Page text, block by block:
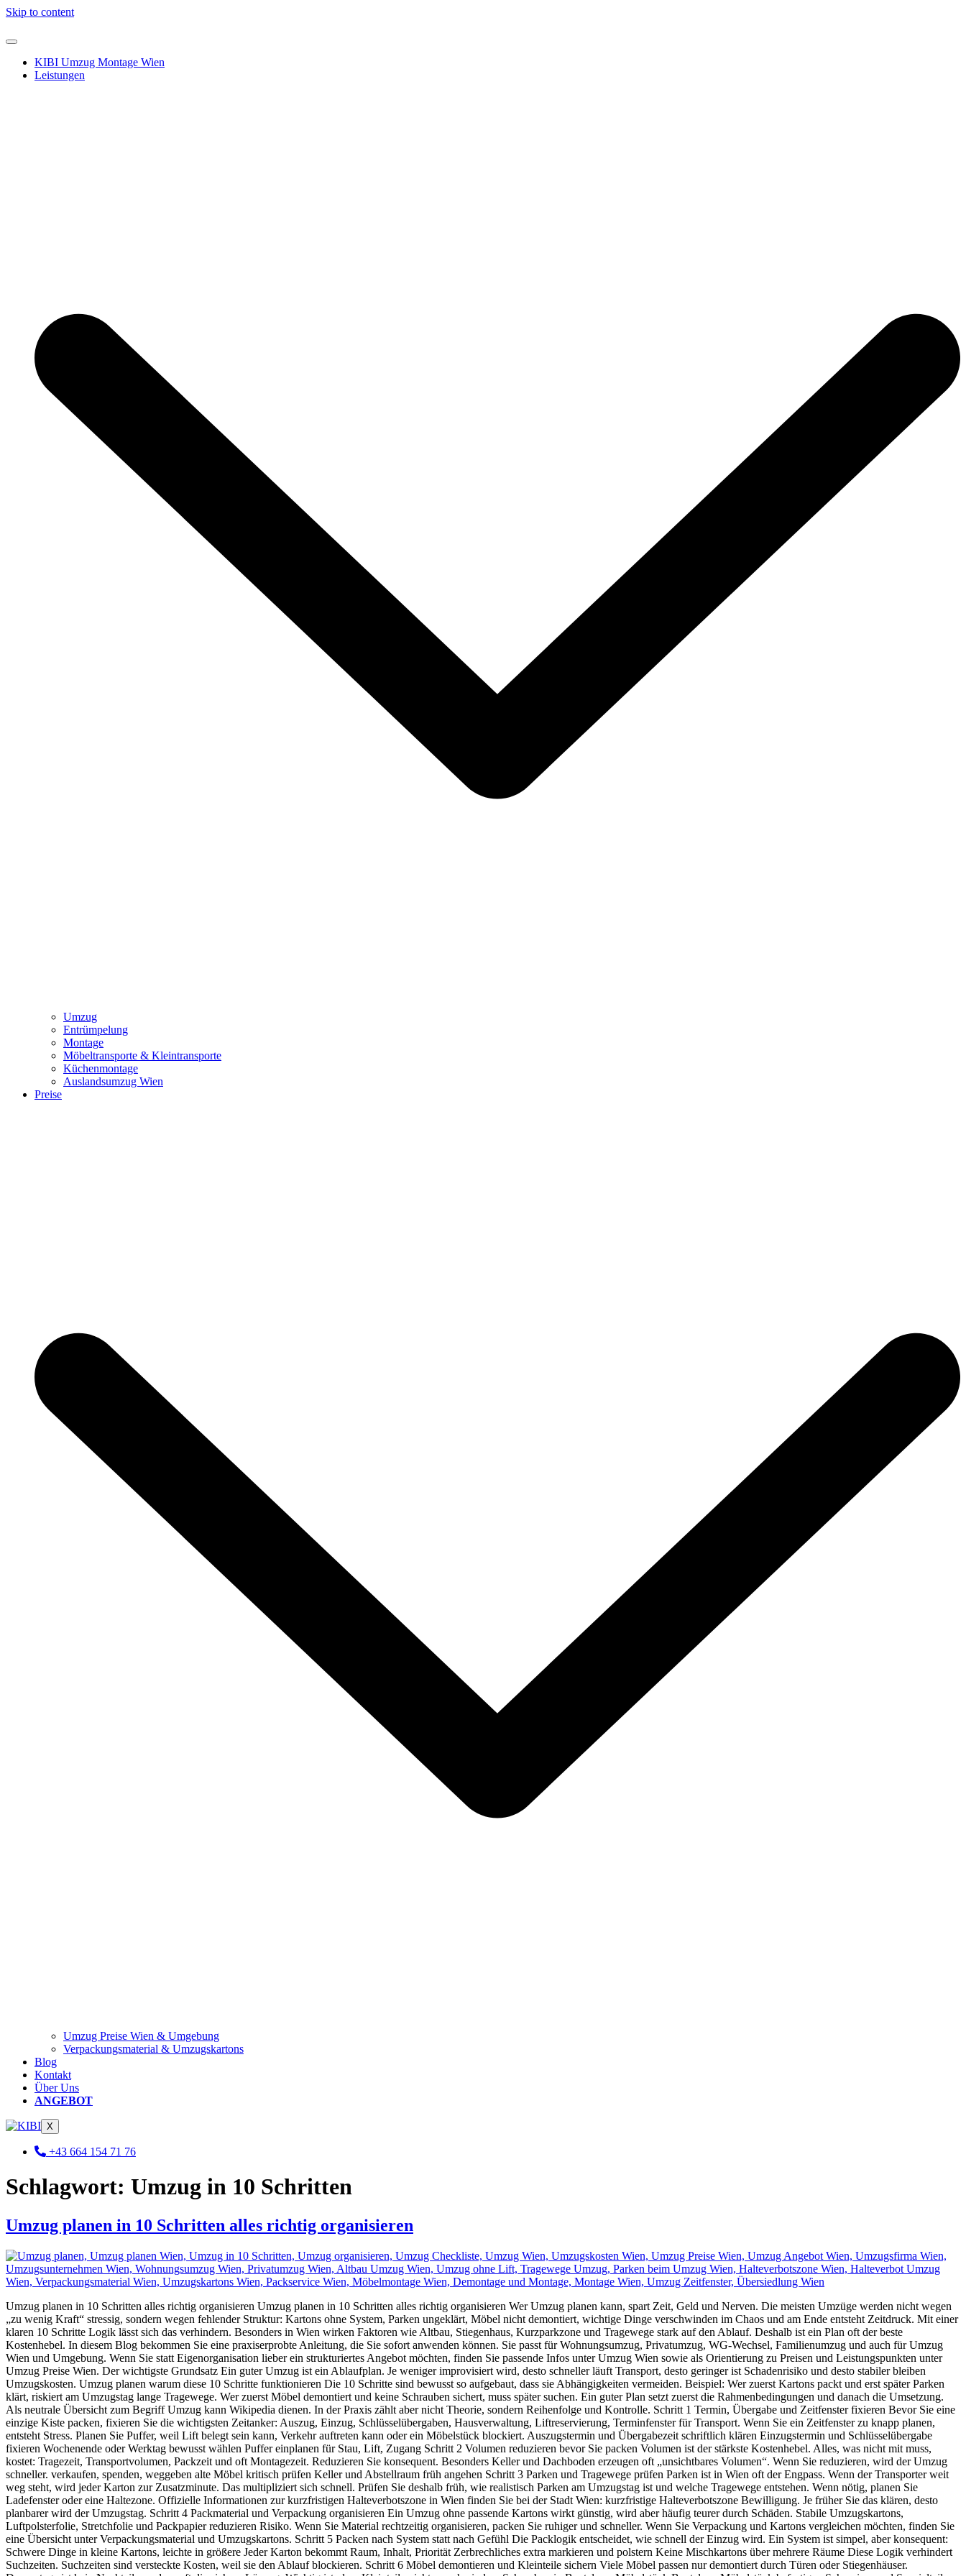
Skip to content
KIBI Umzug Montage Wien
Leistungen
Umzug
Entrümpelung
Montage
Möbeltransporte & Kleintransporte
Küchenmontage
Auslandsumzug Wien
Preise
Umzug Preise Wien & Umgebung
Verpackungsmaterial & Umzugskartons
Blog
Kontakt
Über Uns
ANGEBOT
X
+43 664 154 71 76
Schlagwort: Umzug in 10 Schritten
Umzug planen in 10 Schritten alles richtig organisieren
Umzug planen in 10 Schritten alles richtig organisieren Umzug planen in 10 Schritten alles richtig organisieren Wer Umzug planen kann, spart Zeit, Geld und Nerven. Die meisten Umzüge werden nicht wegen
„zu wenig Kraft“ stressig, sondern wegen fehlender Struktur: Kartons ohne System, Parken ungeklärt, Möbel nicht demontiert, wichtige Dinge verschwinden im Chaos und am Ende entsteht Zeitdruck. Mit einer
klaren 10 Schritte Logik lässt sich das verhindern. Besonders in Wien wirken Faktoren wie Altbau, Stiegenhaus, Kurzparkzone und Tragewege stark auf den Ablauf. Deshalb ist ein Plan oft der beste
Kostenhebel. In diesem Blog bekommen Sie eine praxiserprobte Anleitung, die Sie sofort anwenden können. Sie passt für Wohnungsumzug, Privatumzug, WG-Wechsel, Familienumzug und auch für Umzug
Wien und Umgebung. Wenn Sie statt Eigenorganisation lieber ein strukturiertes Angebot möchten, finden Sie passende Infos unter Umzug Wien sowie als Orientierung zu Preisen und Leistungspunkten unter
Umzug Preise Wien. Der wichtigste Grundsatz Ein guter Umzug ist ein Ablaufplan. Je weniger improvisiert wird, desto schneller läuft Transport, desto geringer ist Schadenrisiko und desto stabiler bleiben
Umzugskosten. Umzug planen warum diese 10 Schritte funktionieren Die 10 Schritte sind bewusst so aufgebaut, dass sie Abhängigkeiten vermeiden. Beispiel: Wer zuerst Kartons packt und erst später Parken
klärt, riskiert am Umzugstag lange Tragewege. Wer zuerst Möbel demontiert und keine Schrauben sichert, muss später suchen. Ein guter Plan setzt zuerst die Rahmenbedingungen und danach die Umsetzung.
Als neutrale Übersicht zum Begriff Umzug kann Wikipedia dienen. In der Praxis zählt aber nicht Theorie, sondern Reihenfolge und Kontrolle. Schritt 1 Termin, Übergabe und Zeitfenster fixieren Bevor Sie eine
einzige Kiste packen, fixieren Sie die wichtigsten Zeitanker: Auszug, Einzug, Schlüsselübergaben, Hausverwaltung, Liftreservierung, Terminfenster für Transport. Wenn Sie ein Zeitfenster zu knapp planen,
entsteht Stress. Planen Sie Puffer, weil Lift belegt sein kann, Verkehr auftreten kann oder ein Möbelstück blockiert. Auszugstermin und Übergabezeit schriftlich klären Einzugstermin und Schlüsselübergabe
fixieren Wochenende oder Werktag bewusst wählen Puffer einplanen für Stau, Lift, Zugang Schritt 2 Volumen reduzieren bevor Sie packen Volumen ist der stärkste Kostenhebel. Alles, was nicht mit muss,
kostet: Tragezeit, Transportvolumen, Packzeit und oft Montagezeit. Reduzieren Sie konsequent. Besonders Keller und Dachboden erzeugen oft „unsichtbares Volumen“. Wenn Sie reduzieren, wird der Umzug
schneller. verkaufen, spenden, weggeben alte Möbel kritisch prüfen Keller und Abstellraum früh angehen Schritt 3 Parken und Tragewege prüfen Parken ist in Wien oft der Engpass. Wenn der Transporter weit
weg steht, wird jeder Karton zur Zusatzminute. Das multipliziert sich schnell. Prüfen Sie deshalb früh, wie realistisch Parken am Umzugstag ist und welche Tragewege entstehen. Wenn nötig, planen Sie
Ladefenster oder eine Haltezone. Offizielle Informationen zur kurzfristigen Halteverbotszone in Wien finden Sie bei der Stadt Wien: kurzfristige Halteverbotszone Bewilligung. Je früher Sie das klären, desto
planbarer wird der Umzugstag. Schritt 4 Packmaterial und Verpackung organisieren Ein Umzug ohne passende Kartons wirkt günstig, wird aber häufig teurer durch Schäden. Stabile Umzugskartons,
Luftpolsterfolie, Stretchfolie und Packpapier reduzieren Risiko. Wenn Sie Material rechtzeitig organisieren, packen Sie ruhiger und schneller. Wenn Sie Verpackung und Kartons vergleichen möchten, finden Sie
eine Übersicht unter Verpackungsmaterial und Umzugskartons. Schritt 5 Packen nach System statt nach Gefühl Die Packlogik entscheidet, wie schnell der Einzug wird. Ein System ist simpel, aber konsequent:
Schwere Dinge in kleine Kartons, leichte in größere Jeder Karton bekommt Raum, Inhalt, Priorität Zerbrechliches extra markieren und polstern Keine Mischkartons über mehrere Räume Diese Logik verhindert
Suchzeiten. Suchzeiten sind versteckte Kosten, weil sie den Ablauf blockieren. Schritt 6 Möbel demontieren und Kleinteile sichern Viele Möbel passen nur demontiert durch Türen oder Stiegenhäuser.